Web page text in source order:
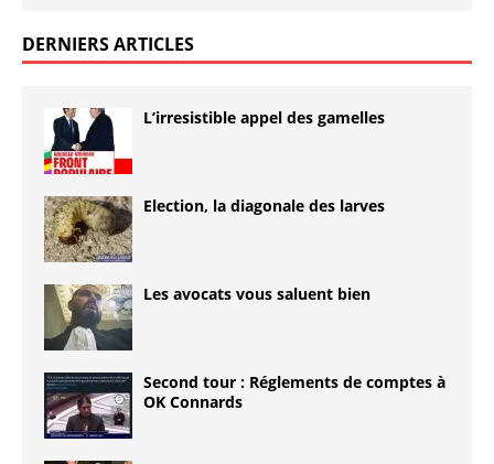
DERNIERS ARTICLES
L’irresistible appel des gamelles
Election, la diagonale des larves
Les avocats vous saluent bien
Second tour : Réglements de comptes à
OK Connards